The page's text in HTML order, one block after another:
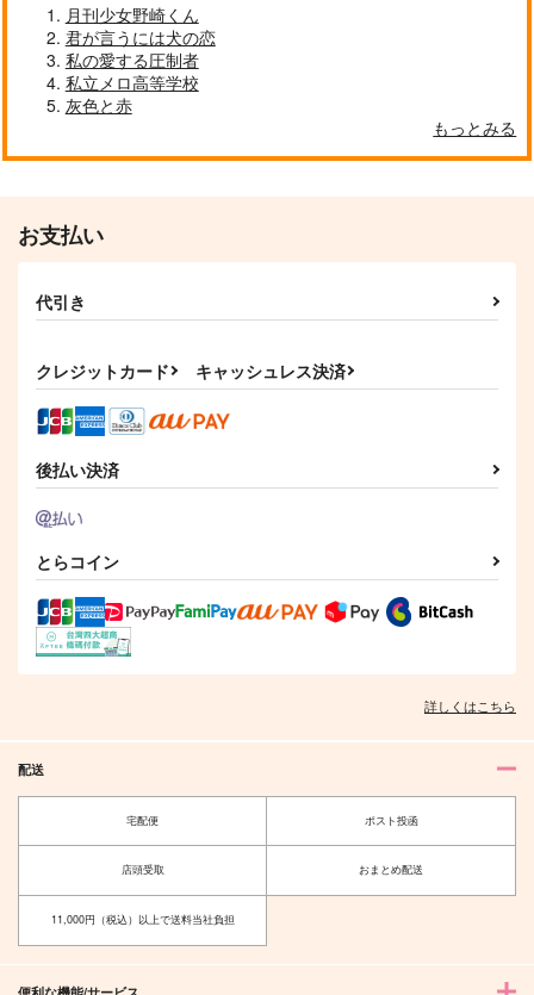
恋の歌
洸
2,044円（税込）
サンプル
作品詳細
亜麻
サンプル
月刊少女野崎くん
君が言うには犬の恋
私の愛する圧制者
私立メロ高等学校
灰色と赤
もっとみる
お支払い
代引き
クレジットカード キャッシュレス決済
後払い決済
とらコイン
詳しくはこちら
配送
宅配便 ポスト投函
店頭受取 おまとめ配送
11,000円（税込）以上で送料当社負担